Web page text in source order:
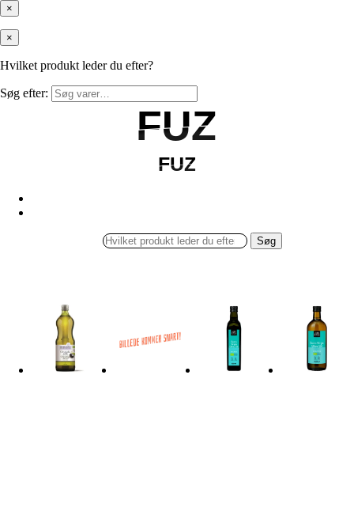
×
×
Hvilket produkt leder du efter?
Søg efter:
FUZ
FUZ
FUZ
FUZ
Søg